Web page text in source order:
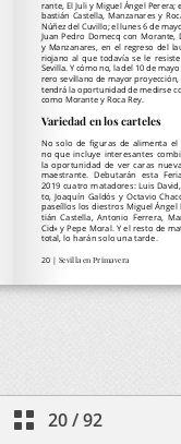
20/92